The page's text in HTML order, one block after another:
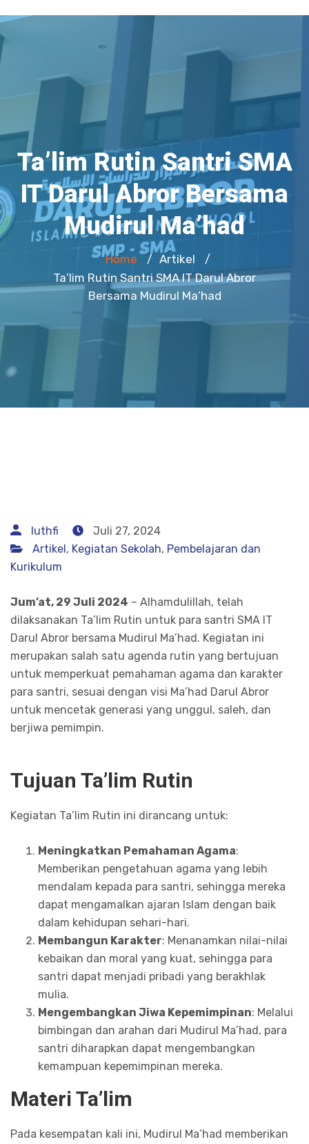
Ta’lim Rutin Santri SMA
IT Darul Abror Bersama
Mudirul Ma’had
Home / Artikel /
Ta’lim Rutin Santri SMA IT Darul Abror
Bersama Mudirul Ma’had
luthfi
Juli 27, 2024
Artikel, Kegiatan Sekolah, Pembelajaran dan
Kurikulum
Jum’at, 29 Juli 2024 – Alhamdulillah, telah
dilaksanakan Ta’lim Rutin untuk para santri SMA IT
Darul Abror bersama Mudirul Ma’had. Kegiatan ini
merupakan salah satu agenda rutin yang bertujuan
untuk memperkuat pemahaman agama dan karakter
para santri, sesuai dengan visi Ma’had Darul Abror
untuk mencetak generasi yang unggul, saleh, dan
berjiwa pemimpin.
Tujuan Ta’lim Rutin
Kegiatan Ta’lim Rutin ini dirancang untuk:
Meningkatkan Pemahaman Agama:
Memberikan pengetahuan agama yang lebih
mendalam kepada para santri, sehingga mereka
dapat mengamalkan ajaran Islam dengan baik
dalam kehidupan sehari-hari.
Membangun Karakter: Menanamkan nilai-nilai
kebaikan dan moral yang kuat, sehingga para
santri dapat menjadi pribadi yang berakhlak
mulia.
Mengembangkan Jiwa Kepemimpinan: Melalui
bimbingan dan arahan dari Mudirul Ma’had, para
santri diharapkan dapat mengembangkan
kemampuan kepemimpinan mereka.
Materi Ta’lim
Pada kesempatan kali ini, Mudirul Ma’had memberikan